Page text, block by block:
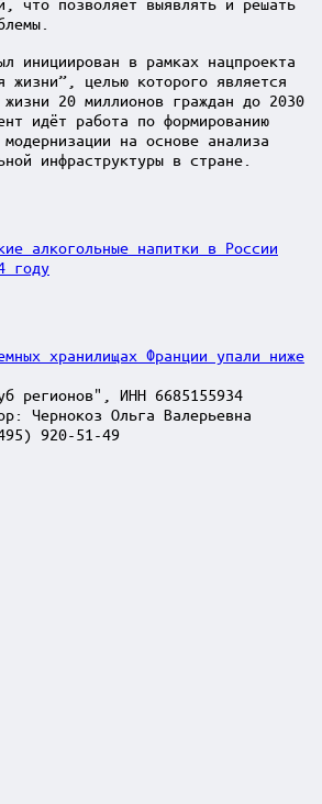
инициирован в рамках нацпроекта
жизни”, целью которого является
жизни 20 миллионов граждан до 2030
идёт работа по формированию
на основе анализа
инфраструктуры в стране.
алкогольные напитки в России
году
хранилищах Франции упали ниже
регионов", ИНН 6685155934
Чернокоз Ольга Валерьевна
920-51-49